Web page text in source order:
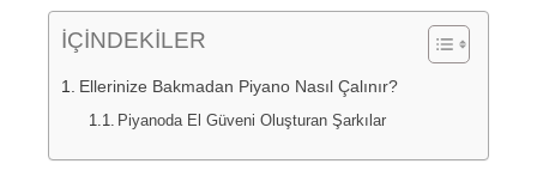
İÇİNDEKİLER
Ellerinize Bakmadan Piyano Nasıl Çalınır?
Piyanoda El Güveni Oluşturan Şarkılar